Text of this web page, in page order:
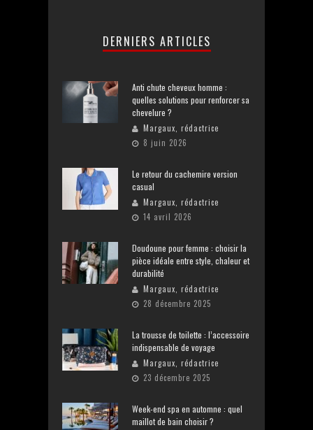
DERNIERS ARTICLES
Anti chute cheveux homme :
quelles solutions pour renforcer sa
chevelure ?
Margaux, rédactrice
8 juin 2026
Le retour du cachemire version
casual
Margaux, rédactrice
14 avril 2026
Doudoune pour femme : choisir la
pièce idéale entre style, chaleur et
durabilité
Margaux, rédactrice
28 décembre 2025
La trousse de toilette : l’accessoire
indispensable de voyage
Margaux, rédactrice
23 décembre 2025
Week-end spa en automne : quel
maillot de bain choisir ?